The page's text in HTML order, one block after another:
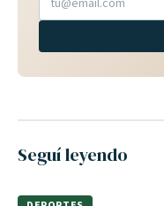
Seguí leyendo